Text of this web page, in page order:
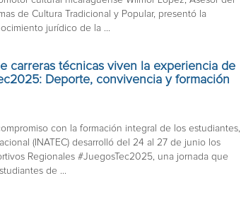
de Cultura Tradicional y Popular, presentó la
jurídico de la ...
carreras técnicas viven la experiencia de
Deporte, convivencia y formación
con la formación integral de los estudiantes,
(INATEC) desarrolló del 24 al 27 de junio los
Regionales #JuegosTec2025, una jornada que
de ...